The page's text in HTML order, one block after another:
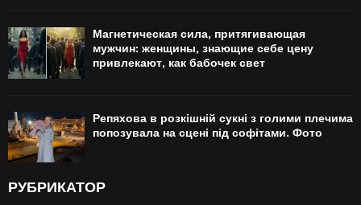
Магнетическая сила, притягивающая
мужчин: женщины, знающие себе цену
привлекают, как бабочек свет
Репяхова в розкішній сукні з голими плечима
попозувала на сцені під софітами. Фото
РУБРИКАТОР